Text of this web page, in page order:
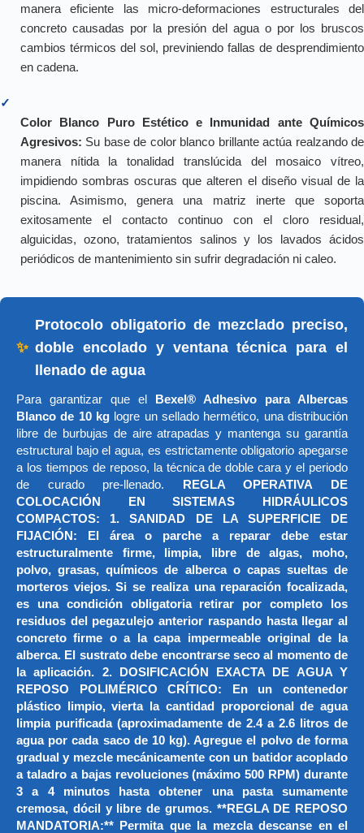
manera eficiente las micro-deformaciones estructurales del
concreto causadas por la presión del agua o por los bruscos
cambios térmicos del sol, previniendo fallas de desprendimiento
en cadena.
✓
Color Blanco Puro Estético e Inmunidad ante Químicos
Agresivos: Su base de color blanco brillante actúa realzando de
manera nítida la tonalidad translúcida del mosaico vítreo,
impidiendo sombras oscuras que alteren el diseño visual de la
piscina. Asimismo, genera una matriz inerte que soporta
exitosamente el contacto continuo con el cloro residual,
alguicidas, ozono, tratamientos salinos y los lavados ácidos
periódicos de mantenimiento sin sufrir degradación ni caleo.
✨
Protocolo obligatorio de mezclado preciso,
doble encolado y ventana técnica para el
llenado de agua
Para garantizar que el
Bexel® Adhesivo para Albercas
Blanco de 10 kg logre un sellado hermético, una distribución
libre de burbujas de aire atrapadas y mantenga su garantía
estructural bajo el agua, es estrictamente obligatorio apegarse
a los tiempos de reposo, la técnica de doble cara y el periodo
de curado pre-llenado.
REGLA OPERATIVA DE
COLOCACIÓN EN SISTEMAS HIDRÁULICOS
COMPACTOS: 1. SANIDAD DE LA SUPERFICIE DE
FIJACIÓN: El área o parche a reparar debe estar
estructuralmente firme, limpia, libre de algas, moho,
polvo, grasas, químicos de alberca o capas sueltas de
morteros viejos. Si se realiza una reparación focalizada,
es una condición obligatoria retirar por completo los
residuos del pegazulejo anterior raspando hasta llegar al
concreto firme o a la capa impermeable original de la
alberca. El sustrato debe encontrarse seco al momento de
la aplicación. 2. DOSIFICACIÓN EXACTA DE AGUA Y
REPOSO POLIMÉRICO CRÍTICO: En un contenedor
plástico limpio, vierta la cantidad proporcional de agua
limpia purificada (aproximadamente de 2.4 a 2.6 litros de
agua por cada saco de 10 kg). Agregue el polvo de forma
gradual y mezcle mecánicamente con un batidor acoplado
a taladro a bajas revoluciones (máximo 500 RPM) durante
3 a 4 minutos hasta obtener una pasta sumamente
cremosa, dócil y libre de grumos. **REGLA DE REPOSO
MANDATORIA:** Permita que la mezcla descanse en el